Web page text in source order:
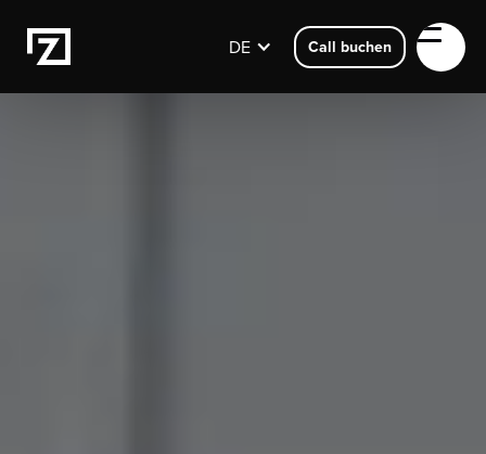
DE Call buchen